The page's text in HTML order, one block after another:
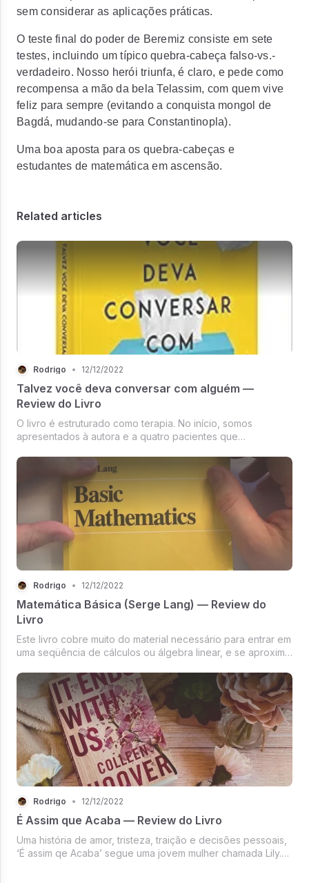
sem considerar as aplicações práticas.
O teste final do poder de Beremiz consiste em sete
testes, incluindo um típico quebra-cabeça falso-vs.-
verdadeiro. Nosso herói triunfa, é claro, e pede como
recompensa a mão da bela Telassim, com quem vive
feliz para sempre (evitando a conquista mongol de
Bagdá, mudando-se para Constantinopla).
Uma boa aposta para os quebra-cabeças e
estudantes de matemática em ascensão.
Related articles
Rodrigo • 12/12/2022
Talvez você deva conversar com alguém —
Review do Livro
O livro é estruturado como terapia. No início, somos
apresentados à autora e a quatro pacientes que
passamos por altos e baixos com todos os cinco pacientes.
Recebemos insights e conselhos so...
Rodrigo • 12/12/2022
Matemática Básica (Serge Lang) — Review do
Livro
Este livro cobre muito do material necessário para entrar em
uma seqüência de cálculos ou álgebra linear, e se aproxima
los sem motivação.
Rodrigo • 12/12/2022
É Assim que Acaba — Review do Livro
Uma história de amor, tristeza, traição e decisões pessoais,
‘É assim qe Acaba’ segue uma jovem mulher chamada Lily.